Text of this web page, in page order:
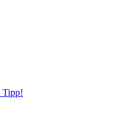
Tipp!